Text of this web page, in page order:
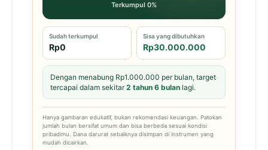
Terkumpul 0%
Sudah terkumpul
Rp0
Sisa yang dibutuhkan
Rp30.000.000
Dengan menabung Rp1.000.000 per bulan, target
tercapai dalam sekitar2 tahun 6 bulan lagi.
Hanya gambaran edukatif, bukan rekomendasi keuangan. Patokan
jumlah bulan bersifat umum dan bisa berbeda sesuai kondisi
pribadimu. Dana darurat sebaiknya disimpan di instrumen yang
mudah dicairkan.